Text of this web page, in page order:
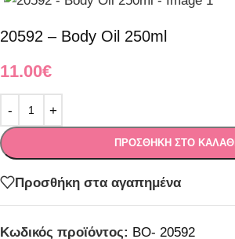
20592 – Body Oil 250ml
11.00€
ΠΡΟΣΘΉΚΗ ΣΤΟ ΚΑΛΆΘΙ
Προσθήκη στα αγαπημένα
Κωδικός προϊόντος: BO- 20592